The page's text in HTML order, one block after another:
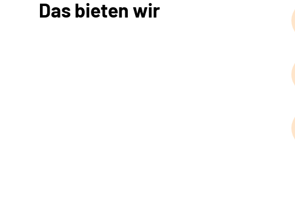
Das bieten wir